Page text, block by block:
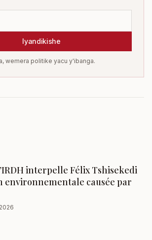
Iyandikishe
wemera politike yacu y'ibanga.
interpelle Félix Tshisekedi
environnementale causée par